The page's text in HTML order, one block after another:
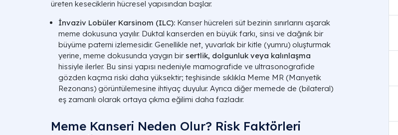
üreten keseciklerin hücresel yapısından başlar.
İnvaziv Lobüler Karsinom (ILC): Kanser hücreleri süt bezinin sınırlarını aşarak
meme dokusuna yayılır. Duktal kanserden en büyük farkı, sinsi ve dağınık bir
büyüme paterni izlemesidir. Genellikle net, yuvarlak bir kitle (yumru) oluşturmak
yerine, meme dokusunda yaygın bir sertlik, dolgunluk veya kalınlaşma
hissiyle ilerler. Bu sinsi yapısı nedeniyle mamografide ve ultrasonografide
gözden kaçma riski daha yüksektir; teşhisinde sıklıkla Meme MR (Manyetik
Rezonans) görüntülemesine ihtiyaç duyulur. Ayrıca diğer memede de (bilateral)
eş zamanlı olarak ortaya çıkma eğilimi daha fazladır.
Meme Kanseri Neden Olur? Risk Faktörleri